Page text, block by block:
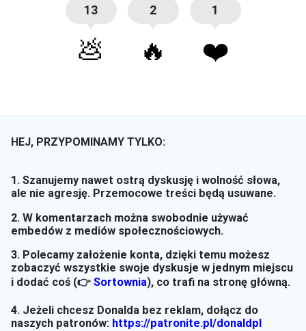
13
💩
2
🔥
1
❤️
HEJ, PRZYPOMINAMY TYLKO:
1. Szanujemy nawet ostrą dyskusję i wolność słowa,
ale nie agresję. Przemocowe treści będą usuwane.
2. W komentarzach można swobodnie używać
embedów z mediów społecznościowych.
3. Polecamy założenie konta, dzięki temu możesz
zobaczyć wszystkie swoje dyskusje w jednym miejscu
i dodać coś (👉 Sortownia), co trafi na stronę główną.
4. Jeżeli chcesz Donalda bez reklam, dołącz do
naszych patronów: https://patronite.pl/donaldpl